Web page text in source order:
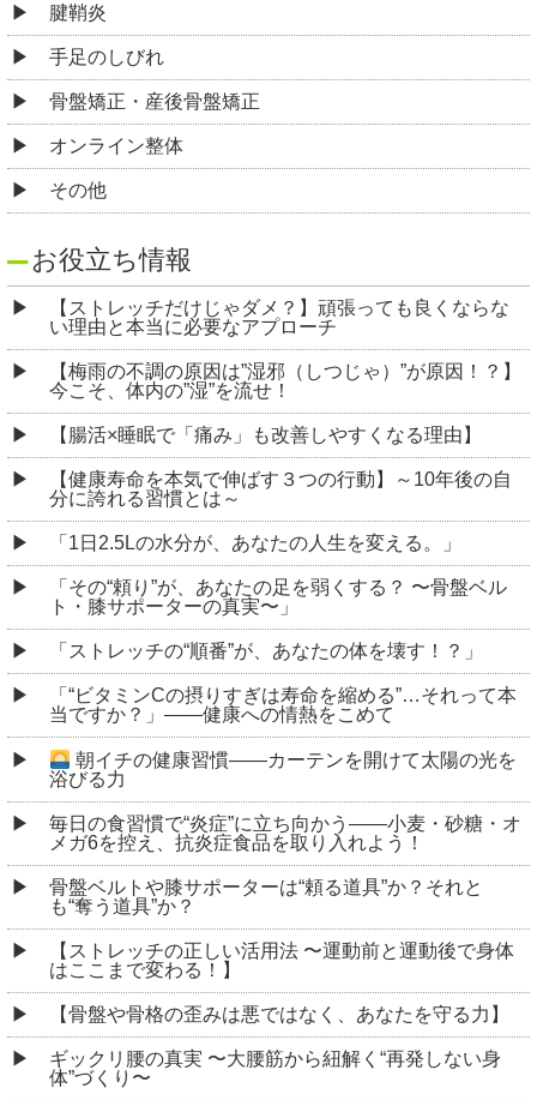
腱鞘炎
手足のしびれ
骨盤矯正・産後骨盤矯正
オンライン整体
その他
お役立ち情報
【ストレッチだけじゃダメ？】頑張っても良くならな
い理由と本当に必要なアプローチ
【梅雨の不調の原因は”湿邪（しつじゃ）”が原因！？】
今こそ、体内の”湿”を流せ！
【腸活×睡眠で「痛み」も改善しやすくなる理由】
【健康寿命を本気で伸ばす３つの行動】～10年後の自
分に誇れる習慣とは～
「1日2.5Lの水分が、あなたの人生を変える。」
「その“頼り”が、あなたの足を弱くする？ 〜骨盤ベル
ト・膝サポーターの真実〜」
「ストレッチの“順番”が、あなたの体を壊す！？」
「“ビタミンCの摂りすぎは寿命を縮める”…それって本
当ですか？」――健康への情熱をこめて
朝イチの健康習慣――カーテンを開けて太陽の光を
浴びる力
毎日の食習慣で“炎症”に立ち向かう――小麦・砂糖・オ
メガ6を控え、抗炎症食品を取り入れよう！
骨盤ベルトや膝サポーターは“頼る道具”か？それと
も“奪う道具”か？
【ストレッチの正しい活用法 〜運動前と運動後で身体
はここまで変わる！】
【骨盤や骨格の歪みは悪ではなく、あなたを守る力】
ギックリ腰の真実 〜大腰筋から紐解く“再発しない身
体”づくり〜